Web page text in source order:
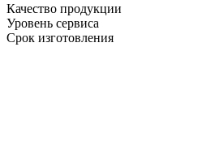
Качество продукции
Уровень сервиса
Срок изготовления